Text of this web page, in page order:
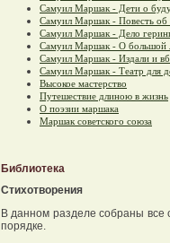
Самуил Маршак - Дети о
Самуил Маршак - Повесть об
Самуил Маршак - Дело
Самуил Маршак - О большой
Самуил Маршак - Издали и
Самуил Маршак - Театр для
Высокое мастерство
Путешествие длиною в жизнь
О поэзии маршака
Маршак советского союза
Библиотека
Стихотворения
В данном разделе собраны все
порядке.